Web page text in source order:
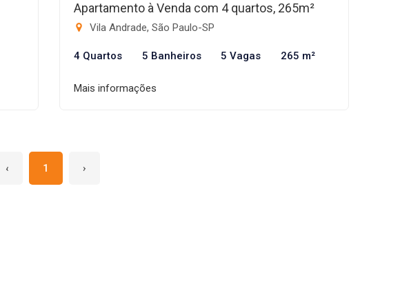
Apartamento à Venda com 4 quartos, 265m²
Vila Andrade, São Paulo-SP
4 Quartos 5 Banheiros 5 Vagas 265 m²
Mais informações
‹ 1 ›